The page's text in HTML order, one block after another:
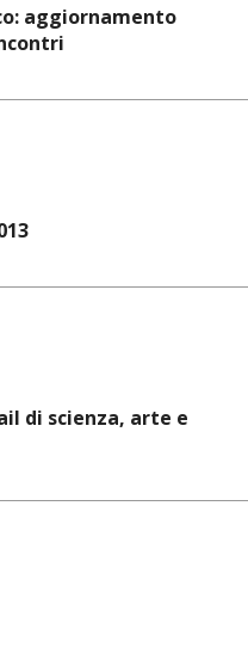
aggiornamento
di scienza, arte e